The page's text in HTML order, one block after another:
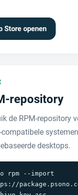
Store openen
repository
de RPM-repository
compatibele
desktops.
rpm --import